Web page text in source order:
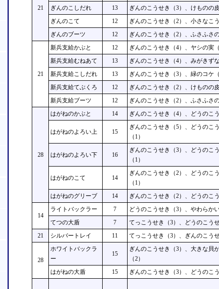
21
ぎんのこしだれ
13
ぎんのこうせき（3）、けものの
ぎんのこて
12
ぎんのこうせき（2）、小さなこ
ぎんのブーツ
12 ぎんのこうせき（2）、ふさふさ
21
新兵支給かぶと 12
ぎんのこうせき（4）、ヤシの実
新兵支給むねあて
13
ぎんのこうせき（4）、みがきず
新兵支給こしだれ
13
ぎんのこうせき（3）、緑のコケ
新兵支給てぶくろ
12
ぎんのこうせき（2）、けものの
新兵支給ブーツ
12 ぎんのこうせき（2）、ふさふさ
28
はがねのかぶと 14 ぎんのこうせき（4）、どうのこ
はがねのよろい上 15
ぎんのこうせき（5）、どうのこ
（1）
はがねのよろい下 16
ぎんのこうせき（3）、どうのこ
（1）
はがねのこて 14
ぎんのこうせき（2）、どうのこ
（1）
はがねのグリーブ
14 ぎんのこうせき（2）、どうのこ
14
ライトバックラー 7
どうのこうせき（3）、やわらか
てつの大盾
7
てっこうせき（3）、どうのこう
21
シルバートレイ 11 てっこうせき（3）、ぎんのこう
28
ホワイトバックラ
ー
15
ぎんのこうせき（3）、大きな貝
（2）
はがねの大盾
15 ぎんのこうせき（3）、どうのこ